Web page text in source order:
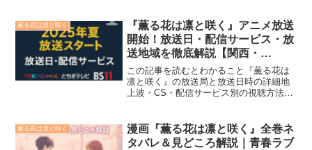
は凛と咲く』は、男子校と女子校という
対照的な背景を持...
薫る花は凛と咲く
『薫る花は凛と咲く』アニメ放送
開始！放送日・配信サービス・放
送地域を徹底解説【関西・
TOKYO MXなど】
この記事を読むとわかること『薫る花は
凛と咲く』の放送局と放送日時の詳細地
上波・CS・配信サービス別の視聴方法の
のアニメが2025年夏に放送スタートしま
す。TOKYO M...
薫る花は凛と咲く
漫画『薫る花は凛と咲く』全巻ネ
タバレ＆見どころ解説｜青春ラブ